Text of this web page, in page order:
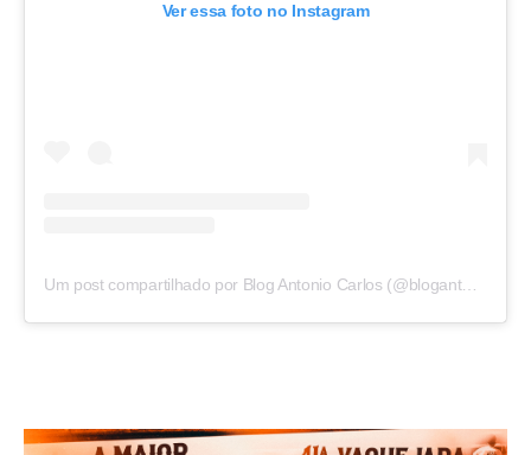
Ver essa foto no Instagram
Um post compartilhado por Blog Antonio Carlos (@blogantoniocarlos)